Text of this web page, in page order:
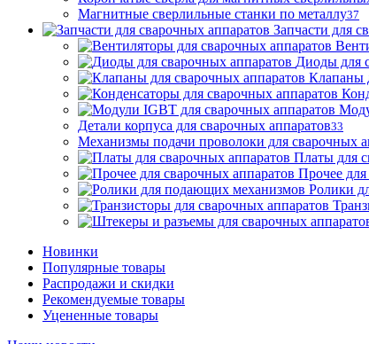
Магнитные сверлильные станки по металлу37
Запчасти для
Диоды для
Клапаны
Детали корпуса для сварочных аппаратов33
Механизмы подачи проволоки для сварочных
Платы для
Прочее
Ролики
Новинки
Популярные товары
Распродажи и скидки
Рекомендуемые товары
Уцененные товары